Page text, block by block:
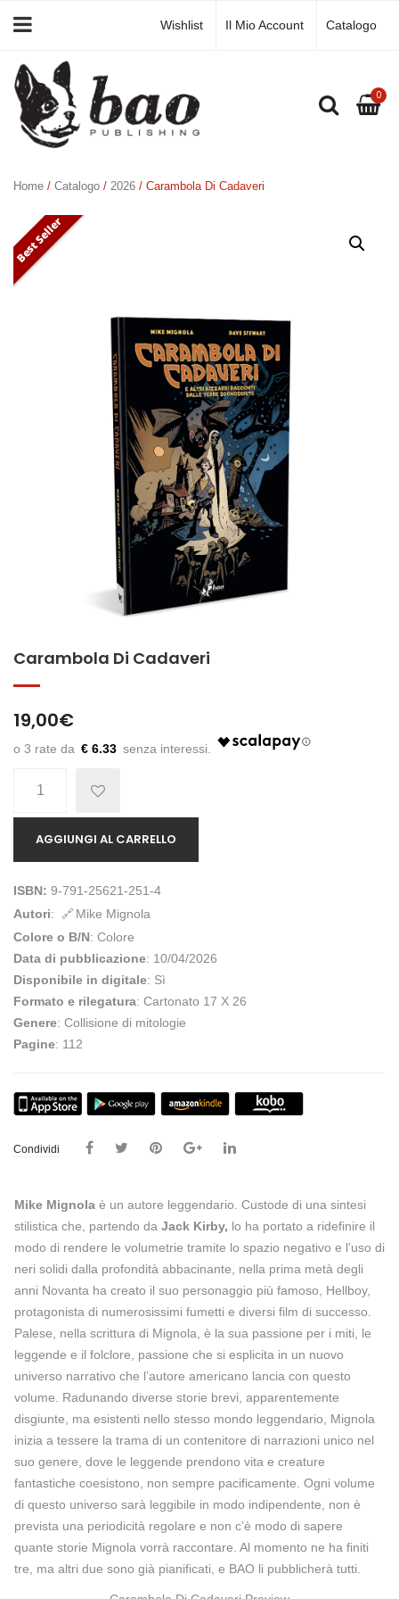
Wishlist Il Mio Account Catalogo
0
Home / Catalogo / 2026 / Carambola Di Cadaveri
Best Seller
Carambola Di Cadaveri
19,00€
€ 6.33
AGGIUNGI AL CARRELLO
ISBN: 9-791-25621-251-4
Autori:
Mike Mignola
Colore o B/N: Colore
Data di pubblicazione: 10/04/2026
Disponibile in digitale: Sì
Formato e rilegatura: Cartonato 17 X 26
Genere: Collisione di mitologie
Pagine: 112
Condividi
Mike Mignola è un autore leggendario. Custode di una sintesi
stilistica che, partendo da Jack Kirby, lo ha portato a ridefinire il
modo di rendere le volumetrie tramite lo spazio negativo e l’uso di
neri solidi dalla profondità abbacinante, nella prima metà degli
anni Novanta ha creato il suo personaggio più famoso, Hellboy,
protagonista di numerosissimi fumetti e diversi film di successo.
Palese, nella scrittura di Mignola, è la sua passione per i miti, le
leggende e il folclore, passione che si esplicita in un nuovo
universo narrativo che l’autore americano lancia con questo
volume. Radunando diverse storie brevi, apparentemente
disgiunte, ma esistenti nello stesso mondo leggendario, Mignola
inizia a tessere la trama di un contenitore di narrazioni unico nel
suo genere, dove le leggende prendono vita e creature
fantastiche coesistono, non sempre pacificamente. Ogni volume
di questo universo sarà leggibile in modo indipendente, non è
prevista una periodicità regolare e non c’è modo di sapere
quante storie Mignola vorrà raccontare. Al momento ne ha finiti
tre, ma altri due sono già pianificati, e BAO li pubblicherà tutti.